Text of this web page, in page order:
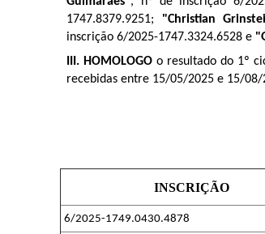
1747.8379.9251; "Christian
inscrição 6/2025-1747.3324.6528 e
III. HOMOLOGO o resultado do 1º
recebidas entre 15/05/2025 e 15/
INSCRIÇÃO
6/2025-1749.0430.4878